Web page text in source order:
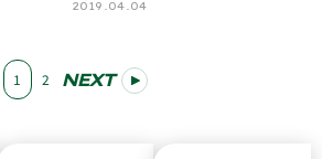
2019.04.04
1 2 NEXT